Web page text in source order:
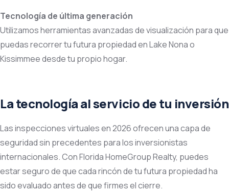
Tecnología de última generación
Utilizamos herramientas avanzadas de visualización para que
puedas recorrer tu futura propiedad en Lake Nona o
Kissimmee desde tu propio hogar.
La tecnología al servicio de tu inversión
Las inspecciones virtuales en 2026 ofrecen una capa de
seguridad sin precedentes para los inversionistas
internacionales. Con Florida HomeGroup Realty, puedes
estar seguro de que cada rincón de tu futura propiedad ha
sido evaluado antes de que firmes el cierre.